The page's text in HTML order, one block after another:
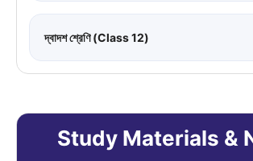
দ্বাদশ শ্রেণি (Class 12)
Study Materials &